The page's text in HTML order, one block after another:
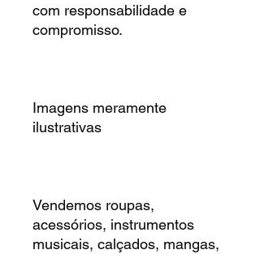
com responsabilidade e
compromisso.
Imagens meramente
ilustrativas
Vendemos roupas,
acessórios, instrumentos
musicais, calçados, mangas,